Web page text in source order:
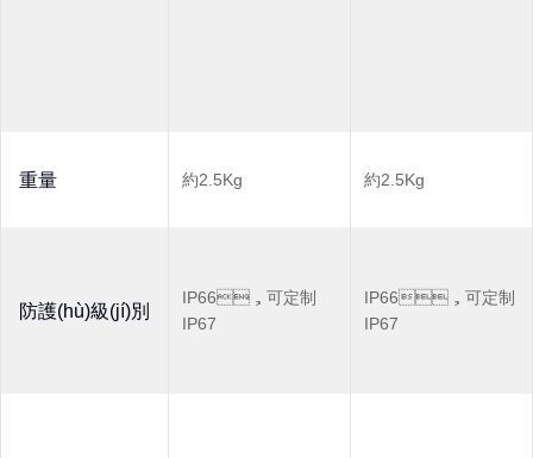
重量
防護(hù)級(jí)別
約2.5Kg
IP66，可定制
IP67
約2.5Kg
IP66，可定制
IP67